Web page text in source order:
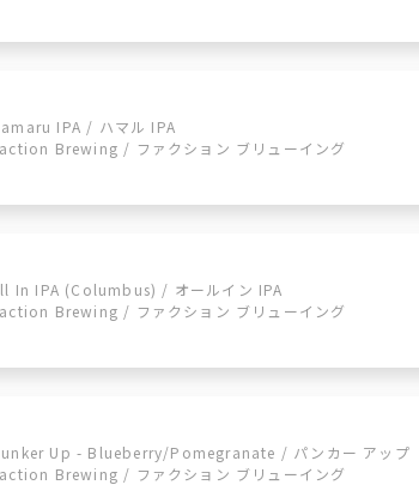
IPA / ハマル IPA
Brewing / ファクション ブリューイング
In IPA (Columbus) / オールイン IPA
Brewing / ファクション ブリューイング
Up - Blueberry/Pomegranate / パンカー アップ
Brewing / ファクション ブリューイング